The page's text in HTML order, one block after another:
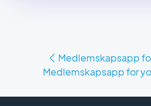
Medlemskapsapp
Medlemskapsapp for